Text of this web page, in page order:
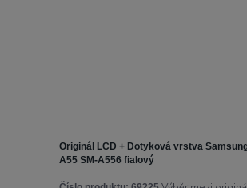
Originál LCD + Dotyková vrstva
A55 SM-A556 fialový